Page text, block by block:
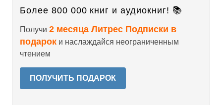
Более 800 000 книг и аудиокниг! 📚
Получи 2 месяца Литрес Подписки в
подарок и наслаждайся неограниченным
чтением
ПОЛУЧИТЬ ПОДАРОК